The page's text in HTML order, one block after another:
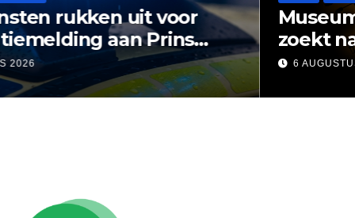
Museum Het Pakhuis Ermelo
zoekt nazaten van Harderwijkse
visser
6 AUGUSTUS 2026